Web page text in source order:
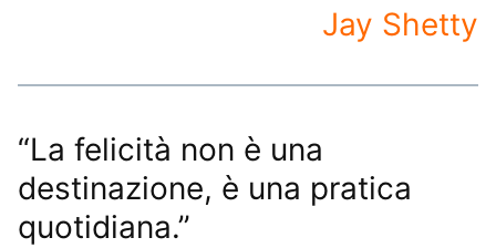
Jay Shetty
“La felicità non è una
destinazione, è una pratica
quotidiana.”